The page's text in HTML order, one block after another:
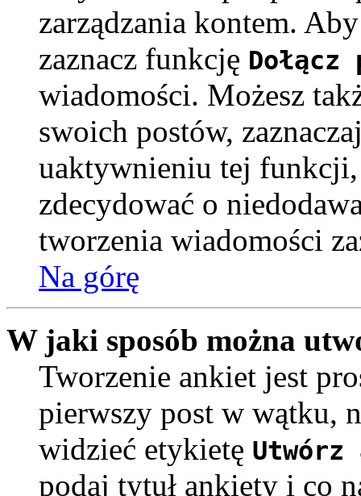
zarządzania kontem.
zaznacz funkcję Dołącz
wiadomości. Możesz
swoich postów,
uaktywnieniu tej funkcji,
zdecydować o
tworzenia wiadomości
Na górę
W jaki sposób można
Tworzenie ankiet jest
pierwszy post w wątku,
widzieć etykietę Utwórz
podaj tytuł ankiety i co